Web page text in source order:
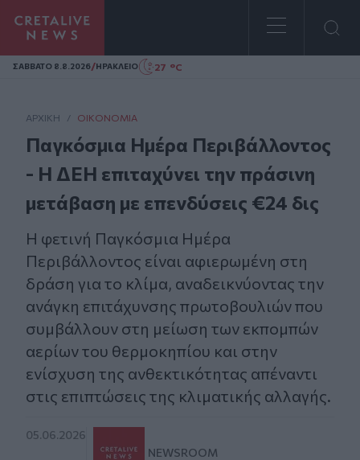
Homepage
ΣAΒΒΑΤΟ 8.8.2026/ΗΡΑΚΛΕΙΟ 27 °C
ΑΡΧΙΚΗ / ΟΙΚΟΝΟΜΊΑ
Παγκόσμια Ημέρα Περιβάλλοντος
- Η ΔΕΗ επιταχύνει την πράσινη
μετάβαση με επενδύσεις €24 δις
Η φετινή Παγκόσμια Ημέρα
Περιβάλλοντος είναι αφιερωμένη στη
δράση για το κλίμα, αναδεικνύοντας την
ανάγκη επιτάχυνσης πρωτοβουλιών που
συμβάλλουν στη μείωση των εκπομπών
αερίων του θερμοκηπίου και στην
ενίσχυση της ανθεκτικότητας απέναντι
στις επιπτώσεις της κλιματικής αλλαγής.
05.06.2026
NEWSROOM